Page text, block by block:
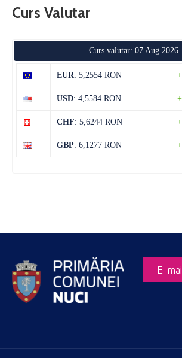
Curs Valutar
Curs valutar: 07 Aug 2026
EUR: 5,2554 RON
USD: 4,5584 RON
CHF: 5,6244 RON
GBP: 6,1277 RON
E-